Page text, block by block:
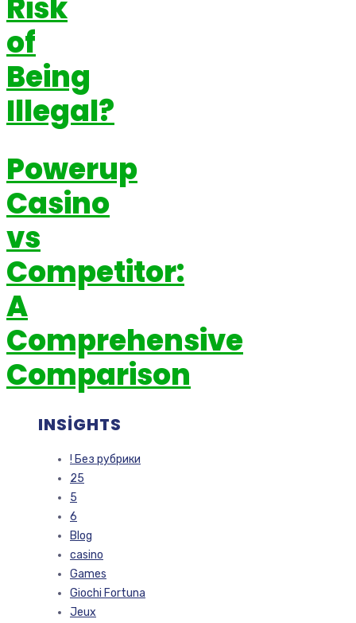
Risk
of
Being
Illegal?
Powerup
Casino
vs
Competitor:
A
Comprehensive
Comparison
INSIGHTS
! Без рубрики
25
5
6
Blog
casino
Games
Giochi Fortuna
Jeux